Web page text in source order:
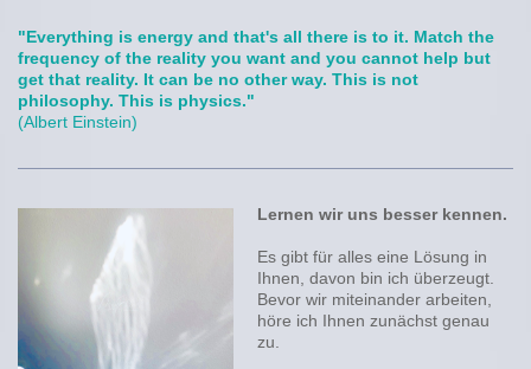
"Everything is energy and that's all there is to it. Match the
frequency of the reality you want and you cannot help but
get that reality. It can be no other way. This is not
philosophy. This is physics."
(Albert Einstein)
Lernen wir uns besser kennen.
Es gibt für alles eine Lösung in
Ihnen, davon bin ich überzeugt.
Bevor wir miteinander arbeiten,
höre ich Ihnen zunächst genau
zu.